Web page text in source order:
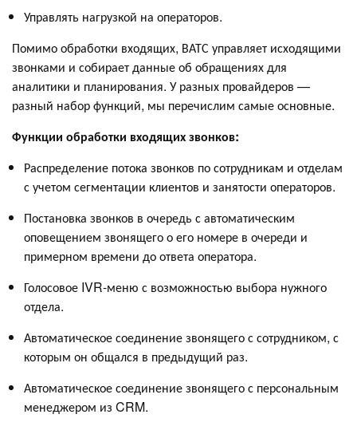
Управлять нагрузкой на операторов.
Помимо обработки входящих, ВАТС управляет исходящими
звонками и собирает данные об обращениях для
аналитики и планирования. У разных провайдеров —
разный набор функций, мы перечислим самые основные.
Функции обработки входящих звонков:
Распределение потока звонков по сотрудникам и отделам
с учетом сегментации клиентов и занятости операторов.
Постановка звонков в очередь с автоматическим
оповещением звонящего о его номере в очереди и
примерном времени до ответа оператора.
Голосовое IVR-меню с возможностью выбора нужного
отдела.
Автоматическое соединение звонящего с сотрудником, с
которым он общался в предыдущий раз.
Автоматическое соединение звонящего с персональным
менеджером из CRM.